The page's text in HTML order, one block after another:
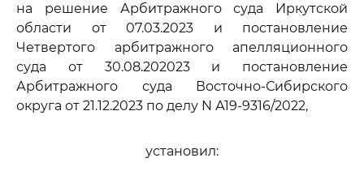
на решение Арбитражного суда Иркутской
области от 07.03.2023 и постановление
Четвертого арбитражного апелляционного
суда от 30.08.202023 и постановление
Арбитражного суда Восточно-Сибирского
округа от 21.12.2023 по делу N А19-9316/2022,
установил: